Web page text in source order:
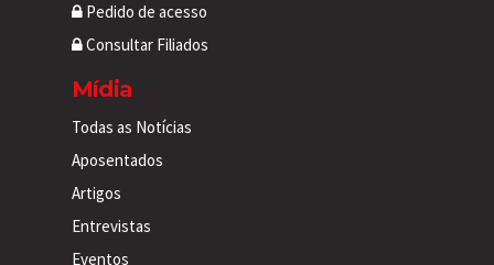
Pedido de acesso
Consultar Filiados
Mídia
Todas as Notícias
Aposentados
Artigos
Entrevistas
Eventos